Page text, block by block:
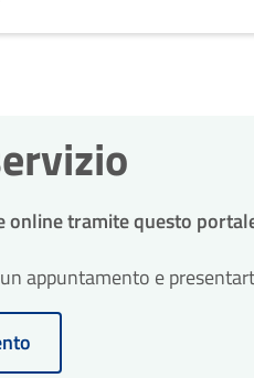
online tramite questo
appuntamento e